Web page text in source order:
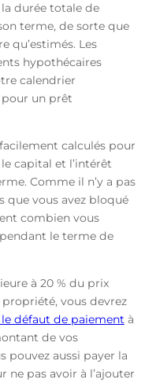
durée totale de
terme, de sorte que
qu’estimés. Les
hypothécaires
calendrier
pour un prêt
calculés pour
capital et l’intérêt
Comme il n’y a pas
que vous avez bloqué
combien vous
le terme de
à 20 % du prix
propriété, vous devrez
défaut de paiementà
de vos
pouvez aussi payer la
ne pas avoir à l’ajouter